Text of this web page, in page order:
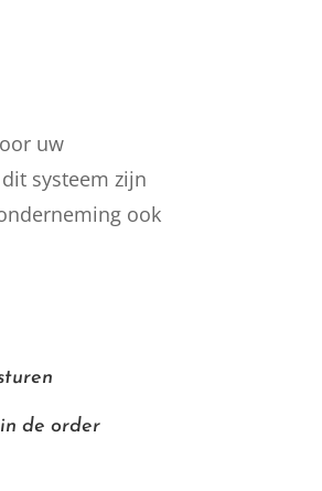
uw
systeem zijn
ook
de order